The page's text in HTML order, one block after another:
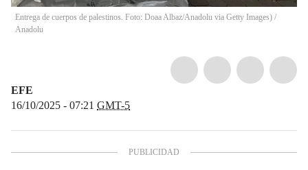
Entrega de cuerpos de palestinos. Foto: Doaa Albaz/Anadolu via Getty Images) /
Anadolu
EFE
16/10/2025 - 07:21 GMT-5